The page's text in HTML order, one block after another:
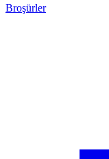
Broşürler